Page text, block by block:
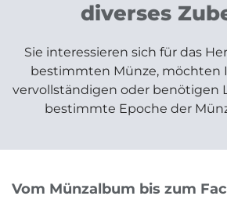
diverses
Sie interessieren sich für das
bestimmten Münze, möchten
vervollständigen oder benötigen
bestimmte Epoche der
Vom Münzalbum bis zum